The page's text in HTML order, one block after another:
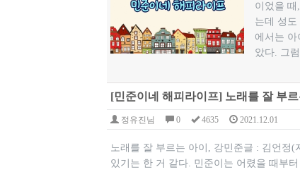
이었을
는데 성
에서는
았다. 그
[민준이네 해피라이프] 노래를 잘 부르
정유진님 0 4635 2021.12.01
노래를 잘 부르는 아이, 강민준글 : 김언정
있기는 한 거 같다. 민준이는 어렸을 때부